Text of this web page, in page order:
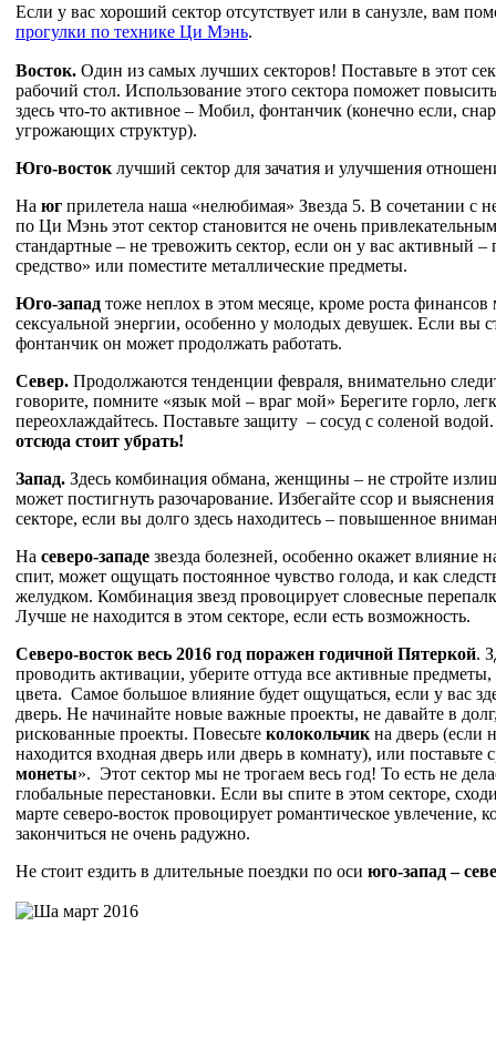
Если у вас хороший сектор отсутствует или в санузле, вам
прогулки по технике Ци Мэнь.
Восток. Один из самых лучших секторов! Поставьте в этот
рабочий стол. Использование этого сектора поможет
здесь что-то активное – Мобил, фонтанчик (конечно если,
угрожающих структур).
Юго-восток лучший сектор для зачатия и улучшения
На юг прилетела наша «нелюбимая» Звезда 5. В сочетании с
по Ци Мэнь этот сектор становится не очень
стандартные – не тревожить сектор, если он у вас активный –
средство» или поместите металлические предметы.
Юго-запад тоже неплох в этом месяце, кроме роста финансов
сексуальной энергии, особенно у молодых девушек. Если вы
фонтанчик он может продолжать работать.
Север. Продолжаются тенденции февраля, внимательно
говорите, помните «язык мой – враг мой» Берегите горло,
переохлаждайтесь. Поставьте защиту – сосуд с соленой
отсюда стоит убрать!
Запад. Здесь комбинация обмана, женщины – не стройте
может постигнуть разочарование. Избегайте ссор и
секторе, если вы долго здесь находитесь – повышенное
На северо-западе звезда болезней, особенно окажет влияние
спит, может ощущать постоянное чувство голода, и как
желудком. Комбинация звезд провоцирует словесные
Лучше не находится в этом секторе, если есть возможность.
Северо-восток весь 2016 год поражен годичной Пятеркой.
проводить активации, уберите оттуда все активные
цвета. Самое большое влияние будет ощущаться, если у вас
дверь. Не начинайте новые важные проекты, не давайте в
рискованные проекты. Повесьте колокольчик на дверь (если
находится входная дверь или дверь в комнату), или поставьте
монеты». Этот сектор мы не трогаем весь год! То есть не
глобальные перестановки. Если вы спите в этом секторе,
марте северо-восток провоцирует романтическое увлечение,
закончиться не очень радужно.
Не стоит ездить в длительные поездки по оси юго-запад –